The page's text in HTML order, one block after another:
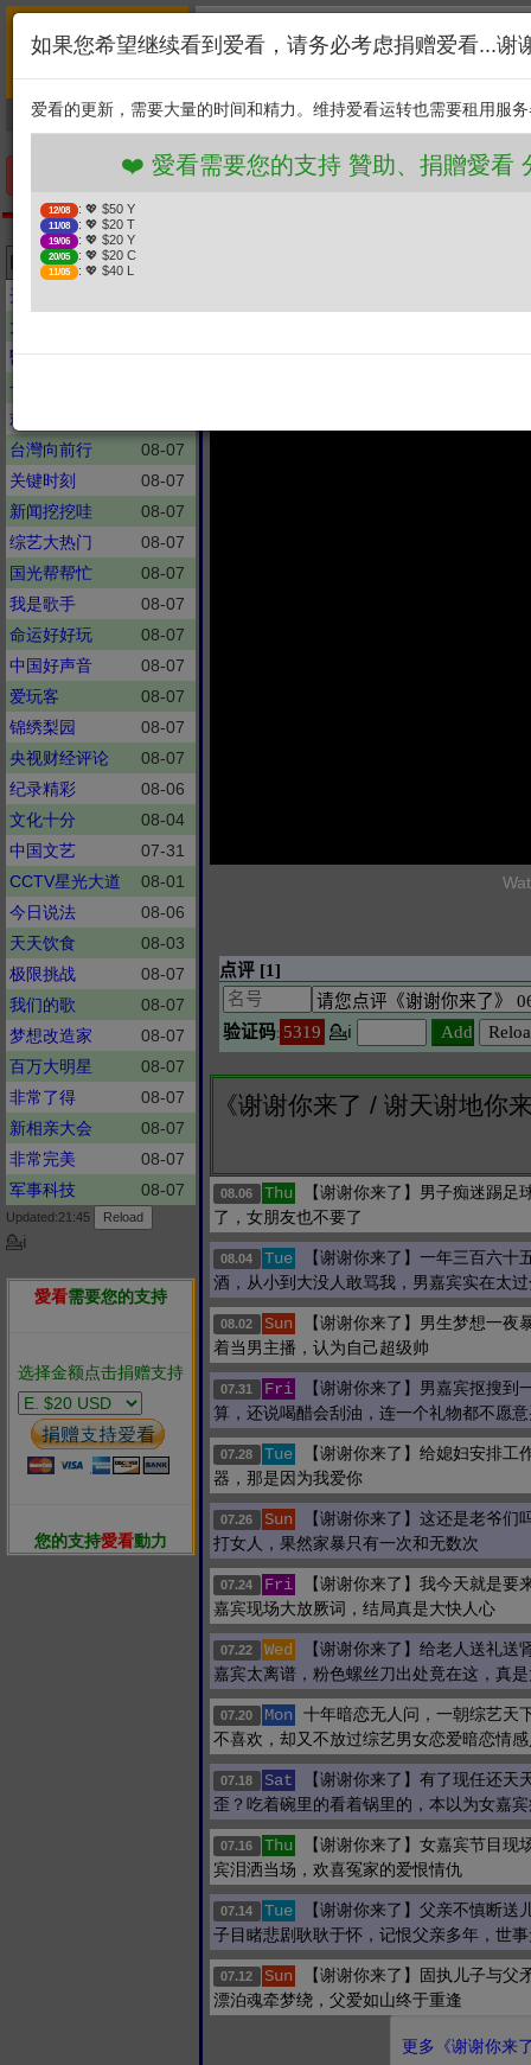
新闻
综艺 剧集
捐贈幫助
手机优先版
❤️ 愛看需要您的支持
: 💖 $50 Y
11/08
19/06 : 💖 $20 Y
2. 点击捐赠
Latest updates
开讲啦
大话新闻
醫學大聯盟
08-07
一袋女王
欢乐智多星
台灣向前行
08-07
关键时刻
08-07
新闻挖挖哇
08-07
综艺大热门
08-07
国光帮帮忙
08-07
我是歌手
08-07
命运好好玩
08-07
中国好声音
08-07
爱玩客
08-07
锦绣梨园
08-07
央视财经评论
08-07
纪录精彩
08-06
文化十分
08-04
中国文艺
07-31
CCTV星光大道
08-01
今日说法
08-06
天天饮食
08-03
极限挑战
08-07
我们的歌
08-07
梦想改造家
08-07
百万大明星
08-07
非常了得
08-07
新相亲大会
08-07
非常完美
08-07
军事科技
08-07
Updated:21:45
💁ℹ
愛看需要您的支持
选择金额点击捐赠支持
您的支持愛看動力
《谢谢你来了 / 谢天谢地你
08.06 Thu
【谢谢你来了】男子痴迷踢足
了，女朋友也不要了
08.04 Tue
【谢谢你来了】一年三百六十
酒，从小到大没人敢骂我，男嘉宾实在太
08.02 Sun
【谢谢你来了】男生梦想一夜
着当男主播，认为自己超级帅
07.31 Fri
【谢谢你来了】男嘉宾抠搜到
算，还说喝醋会刮油，连一个礼物都不愿
07.28 Tue
【谢谢你来了】给媳妇安排工
器，那是因为我爱你
07.26 Sun
【谢谢你来了】这还是老爷们
打女人，果然家暴只有一次和无数次
07.24 Fri
【谢谢你来了】我今天就是要
嘉宾现场大放厥词，结局真是大快人心
07.22 Wed
【谢谢你来了】给老人送礼送
嘉宾太离谱，粉色螺丝刀出处竟在这，真
07.20 Mon
十年暗恋无人问，一朝综艺天
不喜欢，却又不放过综艺男女恋爱暗恋情
07.18 Sat
【谢谢你来了】有了现任还天
歪？吃着碗里的看着锅里的，本以为女嘉
07.16 Thu
【谢谢你来了】女嘉宾节目现
宾泪洒当场，欢喜冤家的爱恨情仇
07.14 Tue
【谢谢你来了】父亲不慎断送
子目睹悲剧耿耿于怀，记恨父亲多年，世
07.12 Sun
【谢谢你来了】固执儿子与父
漂泊魂牵梦绕，父爱如山终于重逢
更多《谢谢你来
如果您希望继续看到爱看，请务必考虑捐赠爱看...谢
爱看的更新，需要大量的时间和精力。维持爱看运转也需要租用服
❤️ 愛看需要您的支持 贊助、捐贈愛
12/08 : 💖 $50 Y
11/08 : 💖 $20 T
19/06 : 💖 $20 Y
20/05 : 💖 $20 C
11/05 : 💖 $40 L